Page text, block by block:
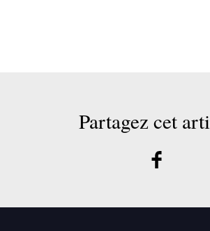
Partagez cet